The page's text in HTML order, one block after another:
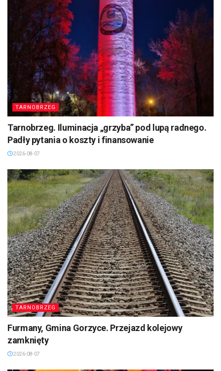
TARNOBRZEG
Tarnobrzeg. Iluminacja „grzyba” pod lupą radnego.
Padły pytania o koszty i finansowanie
2026-08-07
TARNOBRZEG
Furmany, Gmina Gorzyce. Przejazd kolejowy
zamknięty
2026-08-07